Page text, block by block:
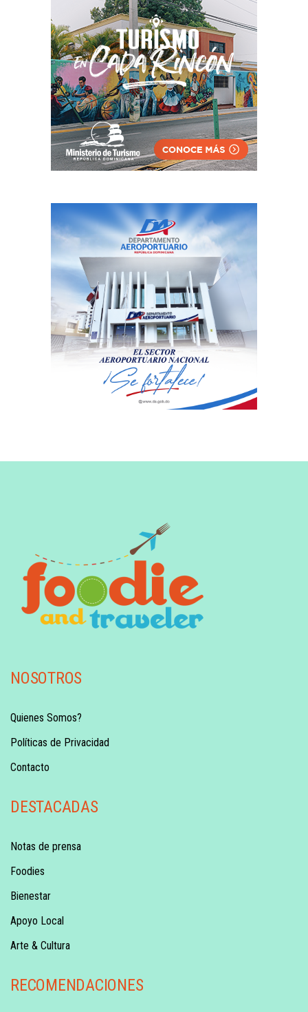
NOSOTROS
Quienes Somos?
Políticas de Privacidad
Contacto
DESTACADAS
Notas de prensa
Foodies
Bienestar
Apoyo Local
Arte & Cultura
RECOMENDACIONES